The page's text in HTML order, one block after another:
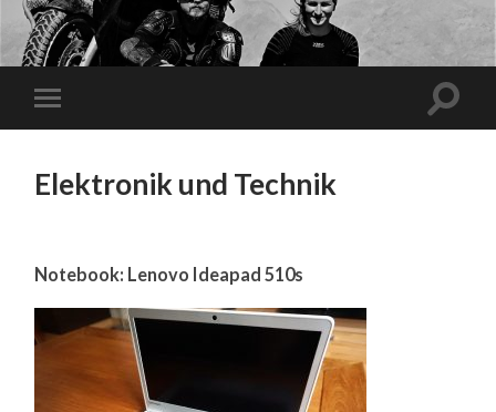
Elektronik und Technik
Notebook: Lenovo Ideapad 510s